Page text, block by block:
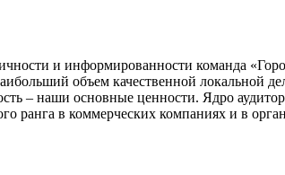
и информированности команда
объем качественной локальной
– наши основные ценности. Ядро
ранга в коммерческих компаниях и в